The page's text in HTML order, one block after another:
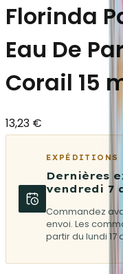
Florinda
Eau De
Corail 15
13,23 €
EXPÉDITIONS
Dernières
vendredi 7
Commandez
envoi. Les
partir du lundi 17